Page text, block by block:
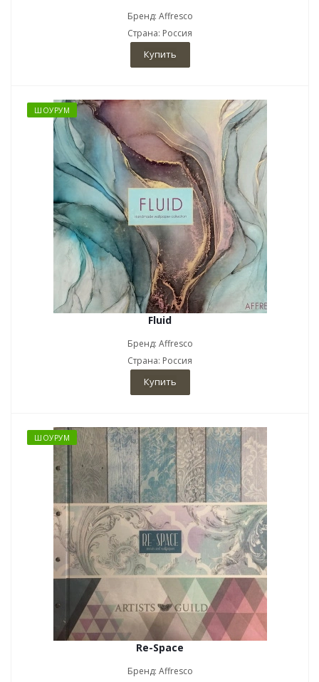
Бренд: Affresco
Страна: Россия
Купить
ШОУРУМ
Fluid
Бренд: Affresco
Страна: Россия
Купить
ШОУРУМ
Re-Space
Бренд: Affresco